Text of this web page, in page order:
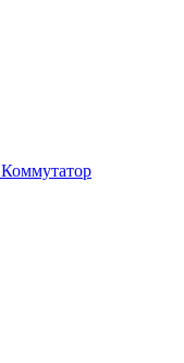
Коммутатор